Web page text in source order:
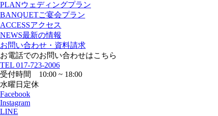
PLANウェディングプラン
BANQUETご宴会プラン
ACCESSアクセス
NEWS最新の情報
お問い合わせ・資料請求
お電話でのお問い合わせはこちら
TEL 017-723-2006
受付時間 10:00 ~ 18:00
水曜日定休
Facebook
Instagram
LINE